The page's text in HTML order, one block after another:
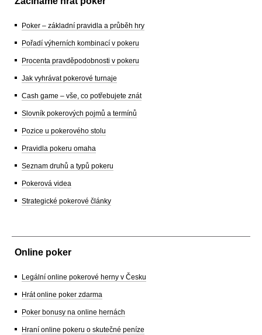
Poker – základní pravidla a průběh hry
Pořadí výherních kombinací v pokeru
Procenta pravděpodobnosti v pokeru
Jak vyhrávat pokerové turnaje
Cash game – vše, co potřebujete znát
Slovník pokerových pojmů a termínů
Pozice u pokerového stolu
Pravidla pokeru omaha
Seznam druhů a typů pokeru
Pokerová videa
Strategické pokerové články
Online poker
Legální online pokerové herny v Česku
Hrát online poker zdarma
Poker bonusy na online hernách
Hraní online pokeru o skutečné peníze